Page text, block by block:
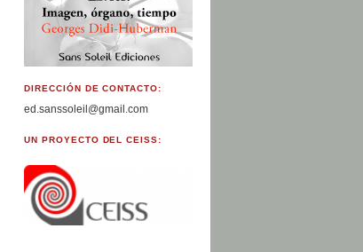
DIRECCIÓN DE CONTACTO:
ed.sanssoleil@gmail.com
UN PROYECTO DEL CEISS: